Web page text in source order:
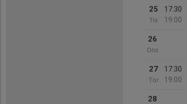
25
Tis
17:30
19:00
26
Ons
27
Tor
17:30
19:00
28